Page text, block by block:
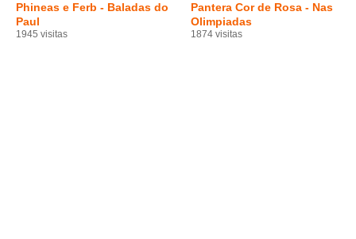
Phineas e Ferb - Baladas do
Paul
1945 visitas
Pantera Cor de Rosa - Nas
Olimpiadas
1874 visitas